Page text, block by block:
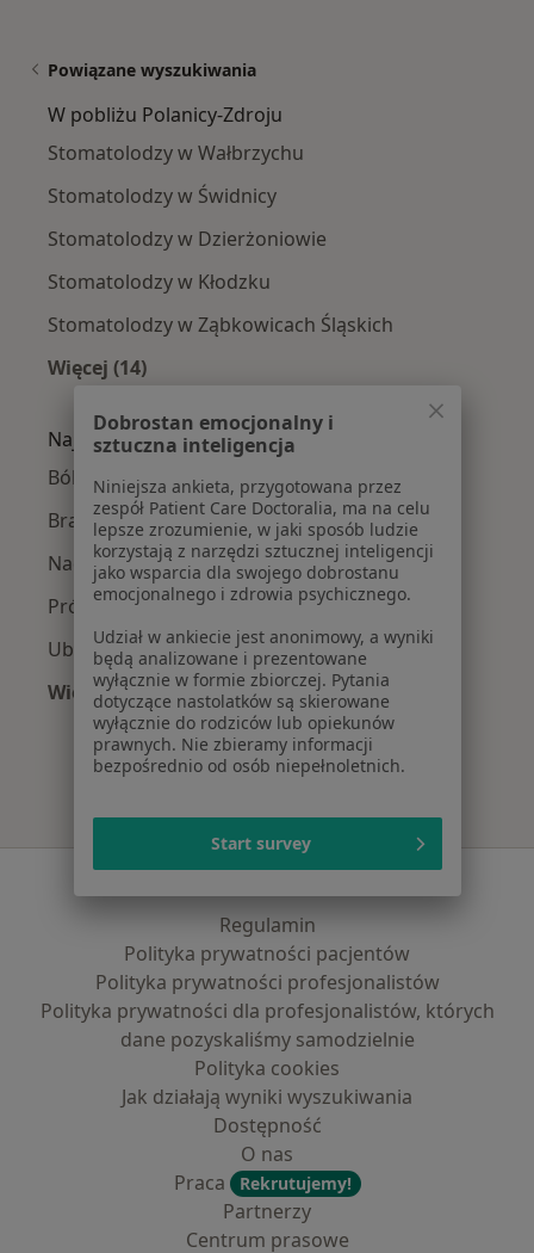
Powiązane wyszukiwania
W pobliżu Polanicy-Zdroju
Stomatolodzy w Wałbrzychu
Stomatolodzy w Świdnicy
Stomatolodzy w Dzierżoniowie
Stomatolodzy w Kłodzku
Stomatolodzy w Ząbkowicach Śląskich
Więcej (14)
Najczęście leczone choroby
Ból zęba w Polanicy-Zdroju
Braki zębowe w Polanicy-Zdroju
Nadwrażliwość zębów w Polanicy-Zdroju
Próchnica w Polanicy-Zdroju
Ubytki zębów w Polanicy-Zdroju
Więcej (15)
Więcej w kategorii: Najczęście leczone
Regulamin
Polityka prywatności pacjentów
Polityka prywatności profesjonalistów
Polityka prywatności dla profesjonalistów, których
dane pozyskaliśmy samodzielnie
Polityka cookies
Jak działają wyniki wyszukiwania
Dostępność
O nas
Praca
Rekrutujemy!
Partnerzy
Centrum prasowe
Dobrostan emocjonalny i
sztuczna inteligencja
Niniejsza ankieta, przygotowana przez
zespół Patient Care Doctoralia, ma na celu
lepsze zrozumienie, w jaki sposób ludzie
korzystają z narzędzi sztucznej inteligencji
jako wsparcia dla swojego dobrostanu
emocjonalnego i zdrowia psychicznego.
Udział w ankiecie jest anonimowy, a wyniki
będą analizowane i prezentowane
wyłącznie w formie zbiorczej. Pytania
dotyczące nastolatków są skierowane
wyłącznie do rodziców lub opiekunów
prawnych. Nie zbieramy informacji
bezpośrednio od osób niepełnoletnich.
Start survey